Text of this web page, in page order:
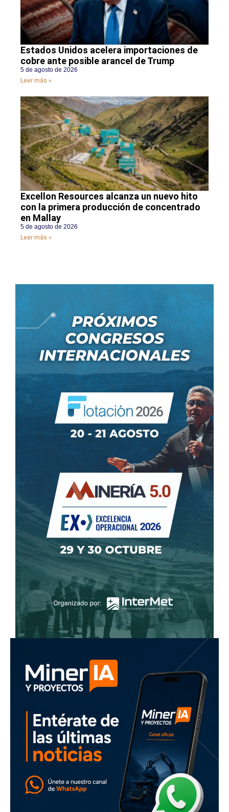
Estados Unidos acelera importaciones de
cobre ante posible arancel de Trump
5 de agosto de 2026
Leer más »
Excellon Resources alcanza un nuevo hito
con la primera producción de concentrado
en Mallay
5 de agosto de 2026
Leer más »